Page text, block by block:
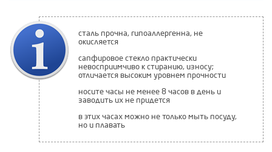
сталь прочна, гипоаллергенна, не
окисляется
сапфировое стекло практически
невосприимчиво к стиранию, износу;
отличается высоким уровнем прочности
носите часы не менее 8 часов в день и
заводить их не придется
в этих часах можно не только мыть посуду,
но и плавать